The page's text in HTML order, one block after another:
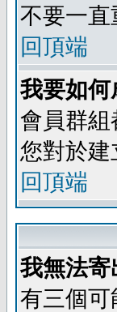
不要一
回頂端
我要如
會員群
您對於
回頂端
我無法寄
有三個